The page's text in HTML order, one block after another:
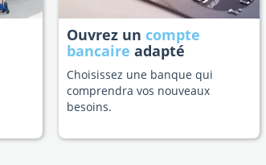
Ouvrez un compte
bancaire adapté
Choisissez une banque qui
comprendra vos nouveaux
besoins.